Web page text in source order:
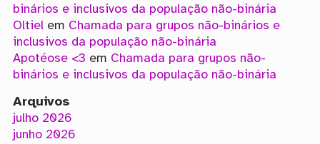
binários e inclusivos da população não-binária
Oltielem Chamada para grupos não-binários e
inclusivos da população não-binária
Apotéose <3 em Chamada para grupos não-
binários e inclusivos da população não-binária
Arquivos
julho 2026
junho 2026